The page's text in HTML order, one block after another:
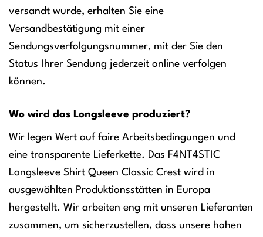
versandt wurde, erhalten Sie eine
Versandbestätigung mit einer
Sendungsverfolgungsnummer, mit der Sie den
Status Ihrer Sendung jederzeit online verfolgen
können.
Wo wird das Longsleeve produziert?
Wir legen Wert auf faire Arbeitsbedingungen und
eine transparente Lieferkette. Das F4NT4STIC
Longsleeve Shirt Queen Classic Crest wird in
ausgewählten Produktionsstätten in Europa
hergestellt. Wir arbeiten eng mit unseren Lieferanten
zusammen, um sicherzustellen, dass unsere hohen